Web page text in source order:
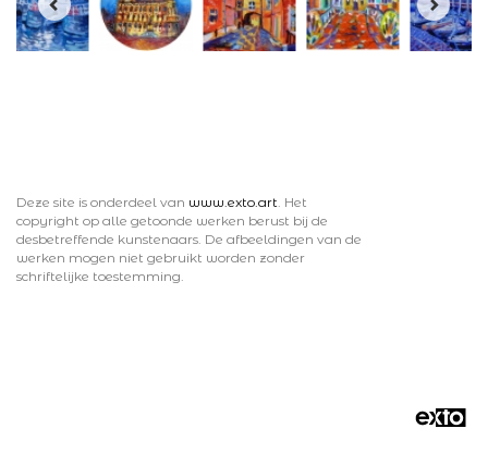
Deze site is onderdeel van www.exto.art . Het
copyright op alle getoonde werken berust bij de
desbetreffende kunstenaars. De afbeeldingen van de
werken mogen niet gebruikt worden zonder
schriftelijke toestemming.